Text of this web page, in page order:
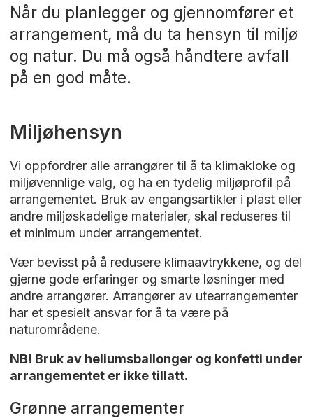
Når du planlegger og gjennomfører et
arrangement, må du ta hensyn til miljø
og natur. Du må også håndtere avfall
på en god måte.
Miljøhensyn
Vi oppfordrer alle arrangører til å ta klimakloke og
miljøvennlige valg, og ha en tydelig miljøprofil på
arrangementet. Bruk av engangsartikler i plast eller
andre miljøskadelige materialer, skal reduseres til
et minimum under arrangementet.
Vær bevisst på å redusere klimaavtrykkene, og del
gjerne gode erfaringer og smarte løsninger med
andre arrangører. Arrangører av utearrangementer
har et spesielt ansvar for å ta være på
naturområdene.
NB! Bruk av heliumsballonger og konfetti under
arrangementet er ikke tillatt.
Grønne arrangementer